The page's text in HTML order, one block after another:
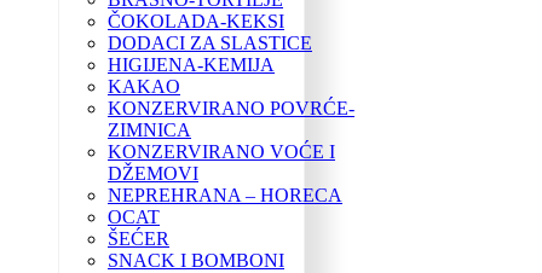
ČOKOLADA-KEKSI
DODACI ZA SLASTICE
HIGIJENA-KEMIJA
KAKAO
KONZERVIRANO POVRĆE-
ZIMNICA
KONZERVIRANO VOĆE I
DŽEMOVI
NEPREHRANA – HORECA
OCAT
ŠEĆER
SNACK I BOMBONI